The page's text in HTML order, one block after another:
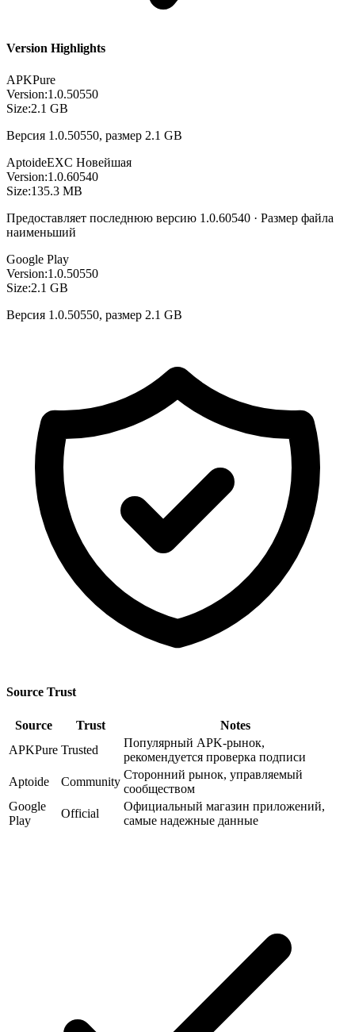
Version Highlights
APKPure
Version:1.0.50550
Size:2.1 GB
Версия 1.0.50550, размер 2.1 GB
AptoideEXC Новейшая
Version:1.0.60540
Size:135.3 MB
Предоставляет последнюю версию 1.0.60540 · Размер файла
наименьший
Google Play
Version:1.0.50550
Size:2.1 GB
Версия 1.0.50550, размер 2.1 GB
Source Trust
Source Trust
Notes
APKPure Trusted
Популярный APK-рынок,
рекомендуется проверка подписи
Aptoide
Community
Сторонний рынок, управляемый
сообществом
Google
Play
Official
Официальный магазин приложений,
самые надежные данные